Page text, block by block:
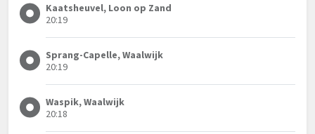
Kaatsheuvel, Loon op Zand
20:19
Sprang-Capelle, Waalwijk
20:19
Waspik, Waalwijk
20:18